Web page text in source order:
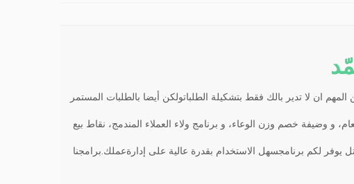
ان لا تدير بالك فقط بتشكيلة الطلباتولكن أيضا بالطلبات المستمر
و وضيفة خصم وزن الوعاء، و برنامج ولاء العملاء المندمج، نقاط بيع
يوفر لكم برنامجسهل الاستخدام بقدرة عالية على إدارةعملك.برامجنا